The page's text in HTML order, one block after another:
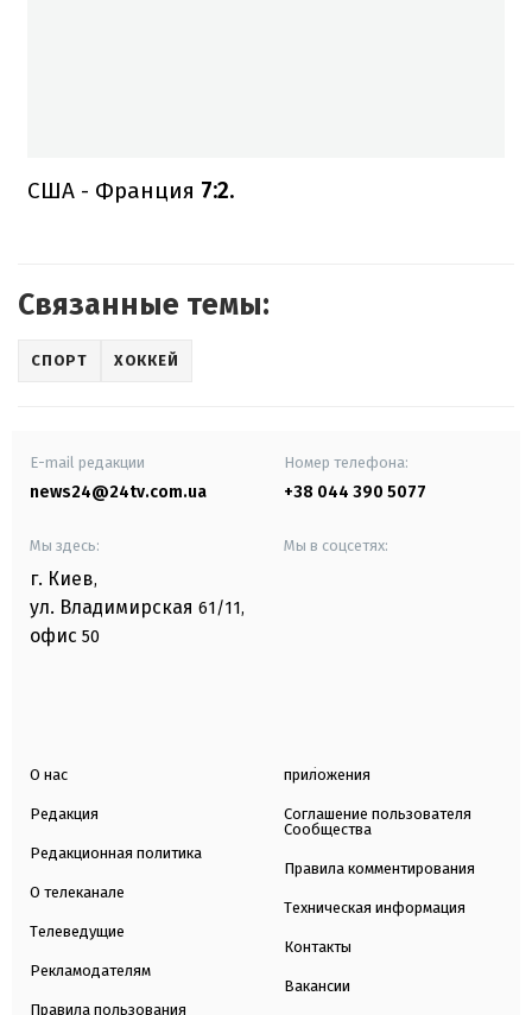
США - Франция 7:2.
Связанные темы:
СПОРТ ХОККЕЙ
E-mail редакции
news24@24tv.com.ua
Номер телефона:
+38 044 390 5077
Мы здесь:
г. Киев,
ул. Владимирская 61/11,
офис 50
Мы в соцсетях:
О нас
Редакция
Редакционная политика
О телеканале
Телеведущие
Рекламодателям
Правила пользования
приложения
Соглашение пользователя
Сообщества
Правила комментирования
Техническая информация
Контакты
Вакансии